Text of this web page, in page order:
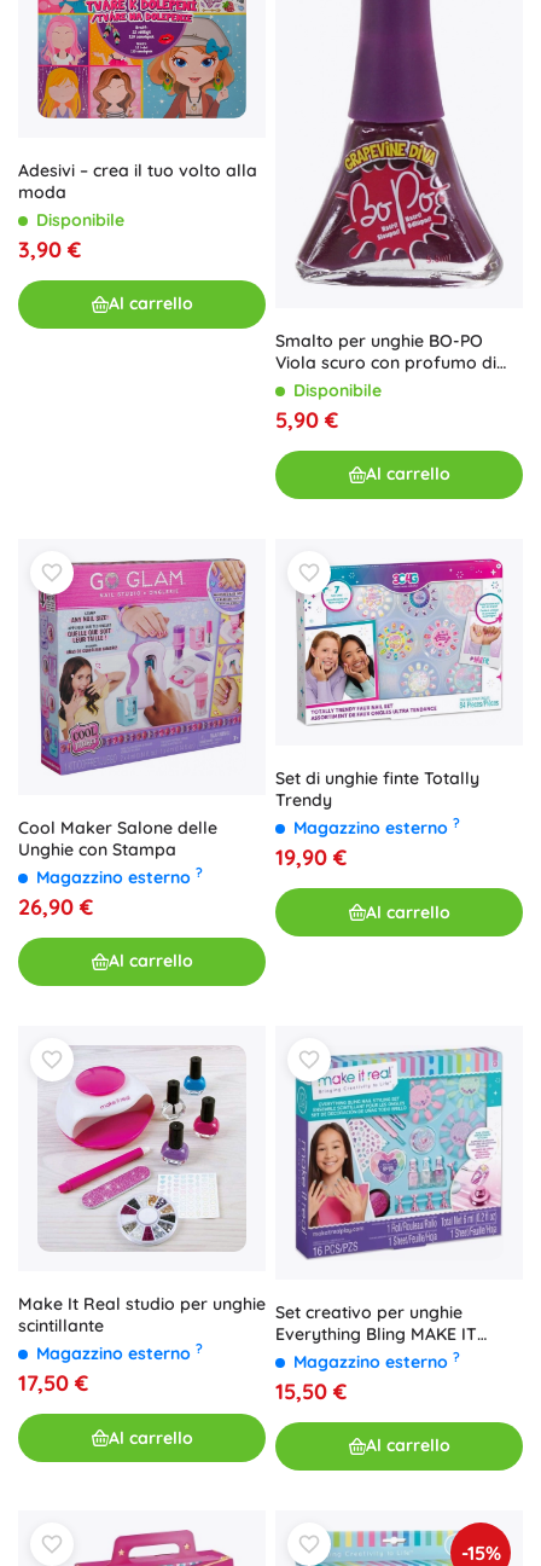
Adesivi – crea il tuo volto alla
moda
Disponibile
3,90 €
Al carrello
Smalto per unghie BO-PO
Viola scuro con profumo di
Grapevine Diva
Disponibile
5,90 €
Al carrello
Cool Maker Salone delle
Unghie con Stampa
Magazzino esterno ?
26,90 €
Al carrello
Set di unghie finte Totally
Trendy
Magazzino esterno ?
19,90 €
Al carrello
Make It Real studio per unghie
scintillante
Magazzino esterno ?
17,50 €
Al carrello
Set creativo per unghie
Everything Bling MAKE IT
REALMagazzino esterno ?
15,50 €
Al carrello
-15%